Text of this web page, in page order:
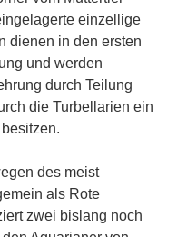
einzellige
dienen in den ersten
und werden
durch Teilung
die Turbellarien ein
des meist
als Rote
zwei bislang noch